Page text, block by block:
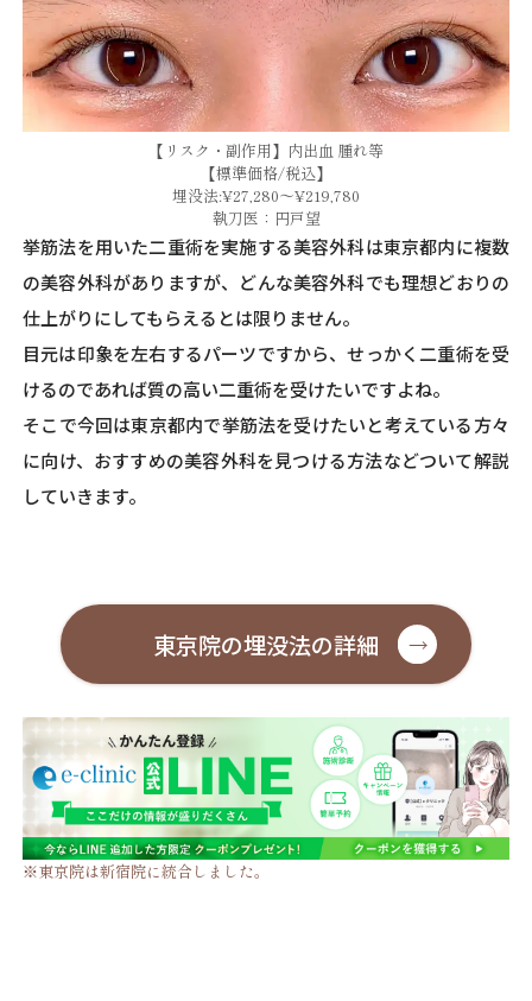
【リスク・副作用】内出血 腫れ等
【標準価格/税込】
埋没法:¥27,280～¥219,780
執刀医：円戸望
挙筋法を用いた二重術を実施する美容外科は東京都内に複数
の美容外科がありますが、どんな美容外科でも理想どおりの
仕上がりにしてもらえるとは限りません。
目元は印象を左右するパーツですから、せっかく二重術を受
けるのであれば質の高い二重術を受けたいですよね。
そこで今回は東京都内で挙筋法を受けたいと考えている方々
に向け、おすすめの美容外科を見つける方法などついて解説
していきます。
東京院の埋没法の詳細
※東京院は新宿院に統合しました。